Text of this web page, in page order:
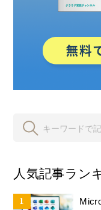
人気記事ラン